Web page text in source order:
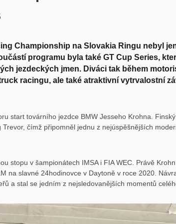
Championship na Slovakia Ringu nebyl
programu byla také GT Cup Series,
jezdeckých jmen. Diváci tak během
racingu, ale také atraktivní vytrvalostní
start továrního jezdce BMW Jesseho Krohna.
čímž připomněl jednu z nejúspěšnějších
stopu v šampionátech IMSA i FIA WEC. Právě
na slavné 24hodinovce v Daytoně v roce 2020.
a stal se jedním z nejsledovanějších momentů